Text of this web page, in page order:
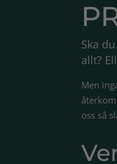
Ska
allt?
Men
oss så